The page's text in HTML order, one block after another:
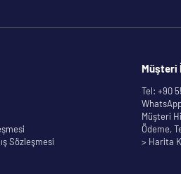
Sözleşmesi
Müşteri
Tel: +90
Müşteri
Ödeme,
> Harita